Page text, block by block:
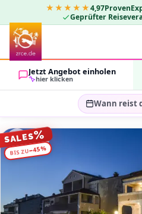
★★★★★4,97
Geprüfter
Jetzt Angebot einholen
hier klicken
Wann reist
Reisezeitraum
GÄSTE
SALES%
BIS ZU−45%